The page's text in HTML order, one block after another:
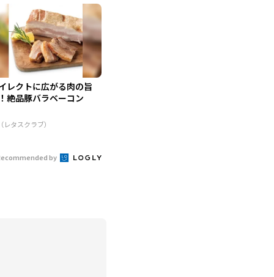
レクトに広がる肉の旨
絶品豚バラベーコン
レタスクラブ）
by